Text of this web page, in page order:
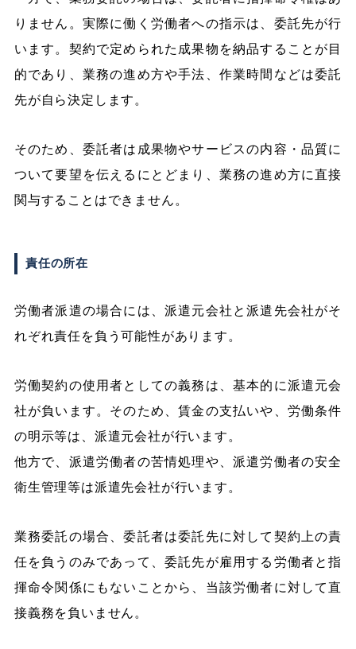
りません。実際に働く労働者への指示は、委託先が行
います。契約で定められた成果物を納品することが目
的であり、業務の進め方や手法、作業時間などは委託
先が自ら決定します。
そのため、委託者は成果物やサービスの内容・品質に
ついて要望を伝えるにとどまり、業務の進め方に直接
関与することはできません。
責任の所在
労働者派遣の場合には、派遣元会社と派遣先会社がそ
れぞれ責任を負う可能性があります。
労働契約の使用者としての義務は、基本的に派遣元会
社が負います。そのため、賃金の支払いや、労働条件
の明示等は、派遣元会社が行います。
他方で、派遣労働者の苦情処理や、派遣労働者の安全
衛生管理等は派遣先会社が行います。
業務委託の場合、委託者は委託先に対して契約上の責
任を負うのみであって、委託先が雇用する労働者と指
揮命令関係にもないことから、当該労働者に対して直
接義務を負いません。